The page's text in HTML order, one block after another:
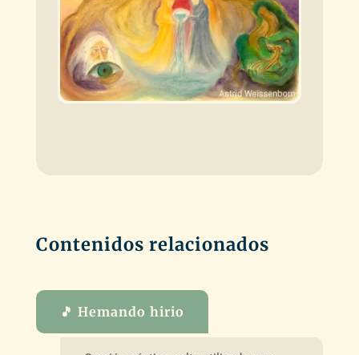
Contenidos relacionados
🎵 Hemando hirio